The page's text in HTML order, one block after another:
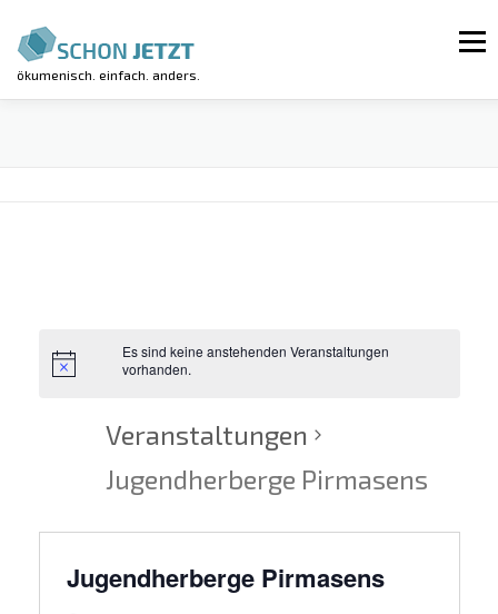
Inhalt
springen
ökumenisch. einfach. anders.
Menü
Es sind keine anstehenden Veranstaltungen
vorhanden.
Veranstaltungen
Jugendherberge Pirmasens
Jugendherberge Pirmasens